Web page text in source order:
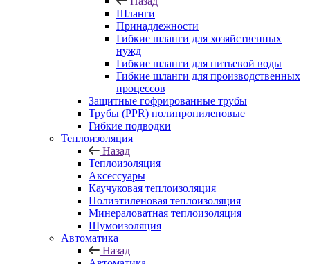
Шланги
Принадлежности
Гибкие шланги для хозяйственных
нужд
Гибкие шланги для питьевой воды
Гибкие шланги для производственных
процессов
Защитные гофрированные трубы
Трубы (РРR) полипропиленовые
Гибкие подводки
Теплоизоляция
Назад
Теплоизоляция
Аксессуары
Каучуковая теплоизоляция
Полиэтиленовая теплоизоляция
Минераловатная теплоизоляция
Шумоизоляция
Автоматика
Назад